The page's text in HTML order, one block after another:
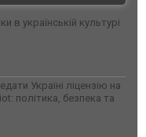
в українській культурі
Україні ліцензію на
політика, безпека та